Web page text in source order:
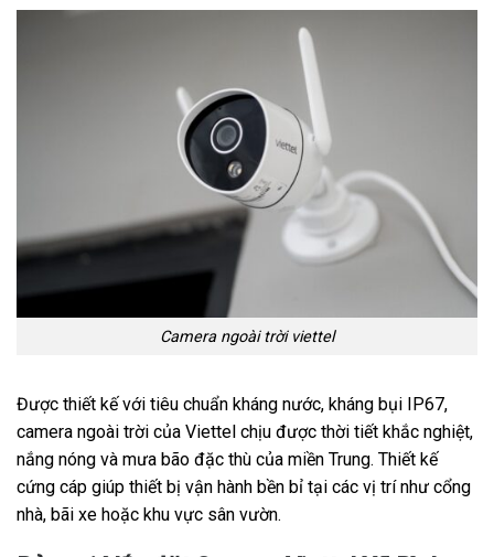
Camera ngoài trời viettel
Được thiết kế với tiêu chuẩn kháng nước, kháng bụi IP67,
camera ngoài trời của Viettel chịu được thời tiết khắc nghiệt,
nắng nóng và mưa bão đặc thù của miền Trung. Thiết kế
cứng cáp giúp thiết bị vận hành bền bỉ tại các vị trí như cổng
nhà, bãi xe hoặc khu vực sân vườn.